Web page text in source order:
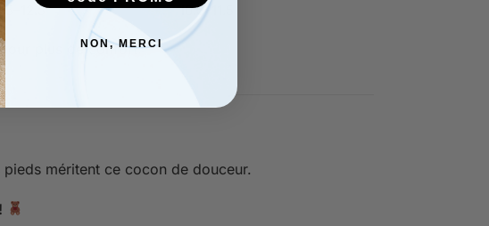
11.5–12.5 10.5–11.5
plus de confort.
méritent ce cocon de douceur.
NON, MERCI